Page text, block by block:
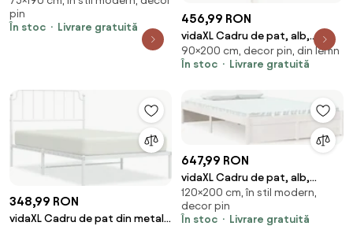
pin
În stoc
Livrare gratuită
456,99 RON
vidaXL Cadru de pat, alb,
90x200 cm, lemn masiv
90×200 cm, decor pin, din lemn
În stoc
Livrare gratuită
348,99 RON
vidaXL Cadru de pat din metal
647,99 RON
vidaXL Cadru de pat, alb,
120x200 cm, lemn masiv
120×200 cm, în stil modern,
decor pin
În stoc
Livrare gratuită